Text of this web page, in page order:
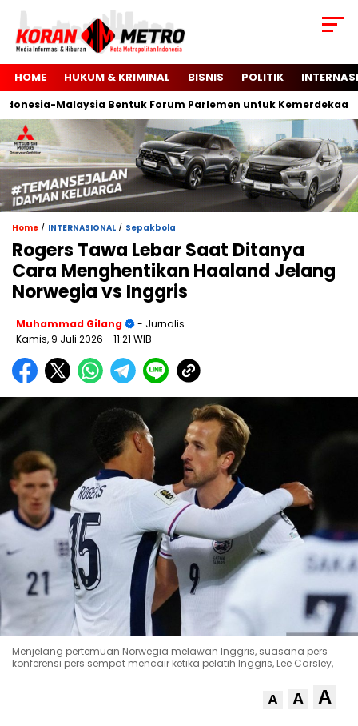
HOME HUKUM & KRIMINAL BISNIS POLITIK
Malaysia Bentuk Forum Parlemen untuk Kemerdekaan
Home / INTERNASIONAL / Sepakbola
Rogers Tawa Lebar Saat Ditanya
Cara Menghentikan Haaland Jelang
Norwegia vs Inggris
Muhammad Gilang
- Jurnalis
Kamis, 9 Juli 2026 - 11:21 WIB
Menjelang pertemuan Norwegia melawan Inggris, suasana pers
konferensi pers sempat mencair ketika pelatih Inggris, Lee Carsley,
A A A